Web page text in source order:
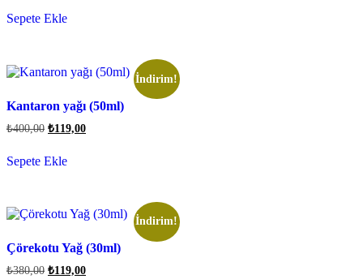
Sepete Ekle
İndirim!
Kantaron yağı (50ml)
₺400,00 ₺119,00
Sepete Ekle
İndirim!
Çörekotu Yağ (30ml)
₺380,00 ₺119,00